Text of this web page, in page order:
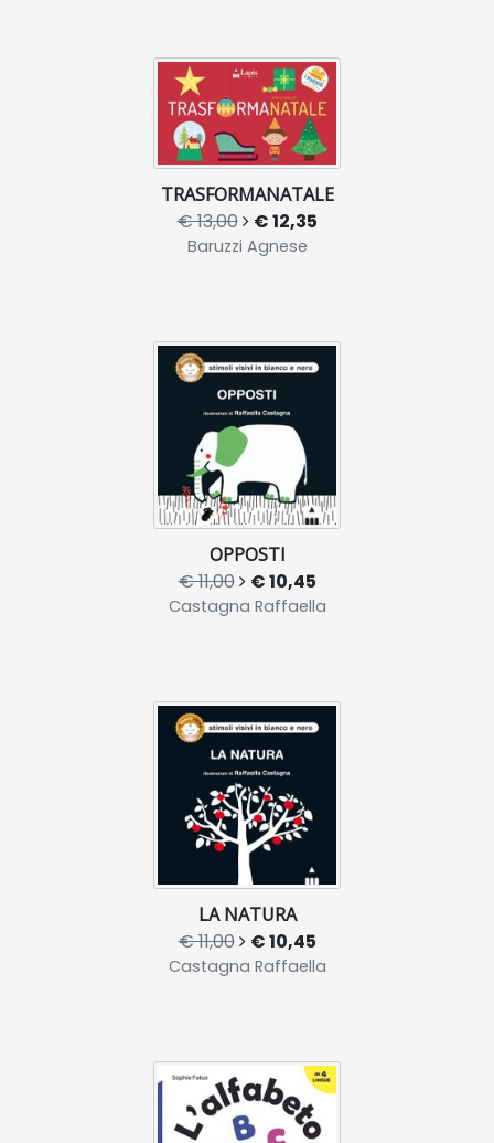
TRASFORMANATALE
€ 13,00 € 12,35
Baruzzi Agnese
OPPOSTI
€ 11,00 € 10,45
Castagna Raffaella
LA NATURA
€ 11,00 € 10,45
Castagna Raffaella